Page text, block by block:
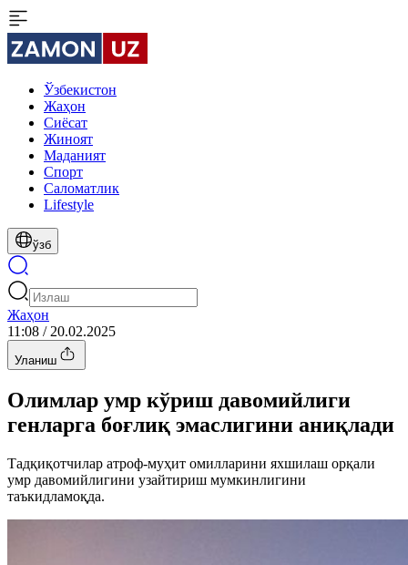
Ўзбекистон
Жаҳон
Сиёсат
Жиноят
Маданият
Спорт
Cаломатлик
Lifestyle
ўзб
Жаҳон
11:08 / 20.02.2025
Уланиш
Олимлар умр кўриш давомийлиги
генларга боғлиқ эмаслигини аниқлади
Тадқиқотчилар атроф-муҳит омилларини яхшилаш орқали
умр давомийлигини узайтириш мумкинлигини
таъкидламоқда.